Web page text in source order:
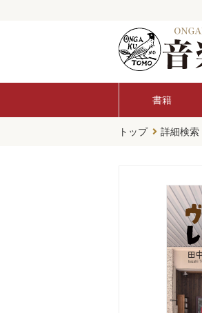
書籍
トップ 詳細検索